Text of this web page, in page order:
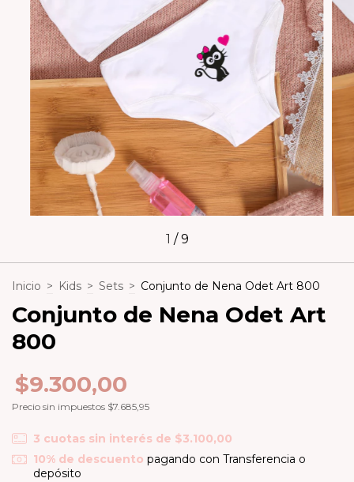
1 /9
Inicio > Kids > Sets > Conjunto de Nena Odet Art 800
Conjunto de Nena Odet Art
800
$9.300,00
Precio sin impuestos $7.685,95
3 cuotas sin interés de $3.100,00
10% de descuento pagando con Transferencia o
depósito